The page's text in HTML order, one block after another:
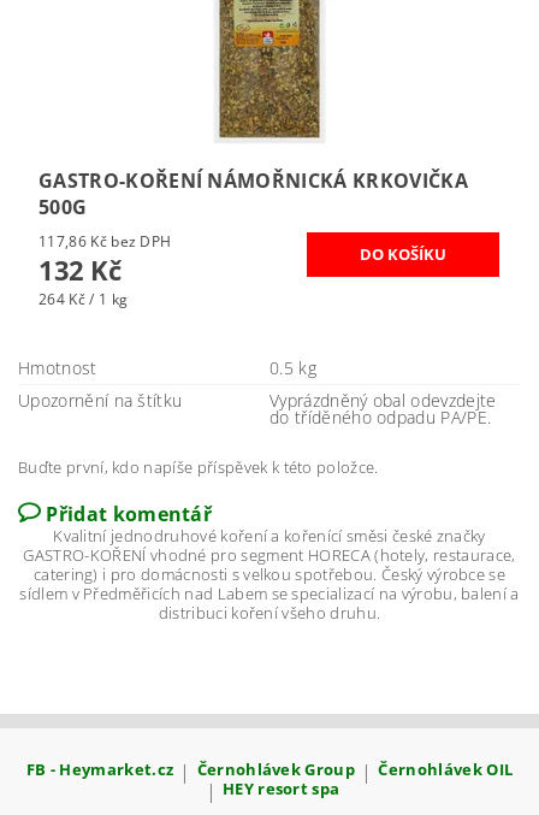
GASTRO-KOŘENÍ NÁMOŘNICKÁ KRKOVIČKA
500G
117,86 Kč bez DPH
132 Kč
264 Kč / 1 kg
Hmotnost
0.5 kg
Upozornění na štítku
Vyprázdněný obal odevzdejte
do tříděného odpadu PA/PE.
Buďte první, kdo napíše příspěvek k této položce.
Přidat komentář
Kvalitní jednodruhové koření a kořenící směsi české značky
GASTRO-KOŘENÍ vhodné pro segment HORECA (hotely, restaurace,
catering) i pro domácnosti s velkou spotřebou. Český výrobce se
sídlem v Předměřicích nad Labem se specializací na výrobu, balení a
distribuci koření všeho druhu.
FB - Heymarket.cz | Černohlávek Group | Černohlávek OIL
| HEY resort spa